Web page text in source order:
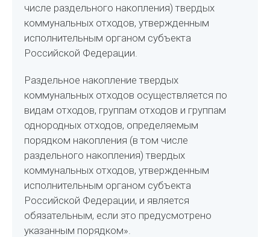
числе раздельного накопления) твердых
коммунальных отходов, утвержденным
исполнительным органом субъекта
Российской Федерации.
Раздельное накопление твердых
коммунальных отходов осуществляется по
видам отходов, группам отходов и группам
однородных отходов, определяемым
порядком накопления (в том числе
раздельного накопления) твердых
коммунальных отходов, утвержденным
исполнительным органом субъекта
Российской Федерации, и является
обязательным, если это предусмотрено
указанным порядком».